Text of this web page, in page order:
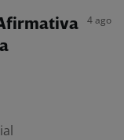
4 ago